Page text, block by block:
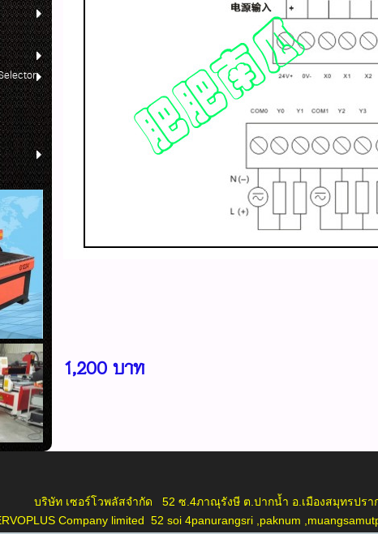
1,200 บาท
ษัท เซอร์โวพลัสจำกัด 52 ซ.4ภาณุรังษี ต.ปากน้ำ อ.เมืองสมุทรปรากา
Company limited 52 soi 4panurangsri ,paknum